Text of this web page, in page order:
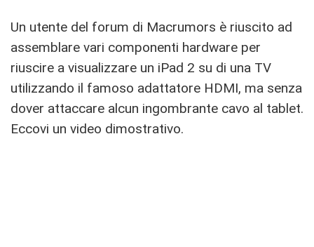
Un utente del forum di Macrumors è riuscito ad
assemblare vari componenti hardware per
riuscire a visualizzare un iPad 2 su di una TV
utilizzando il famoso adattatore HDMI, ma senza
dover attaccare alcun ingombrante cavo al tablet.
Eccovi un video dimostrativo.